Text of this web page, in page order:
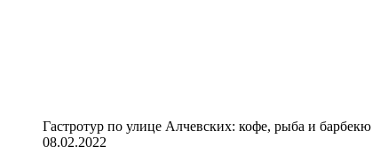
Гастротур по улице Алчевских: кофе, рыба и барбекю
08.02.2022